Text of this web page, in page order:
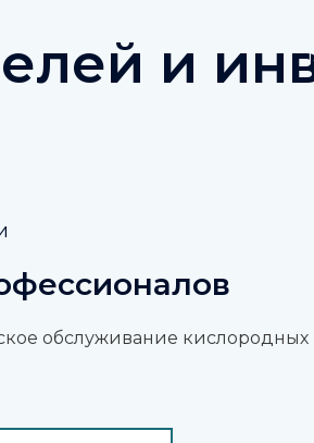
и
обслуживание